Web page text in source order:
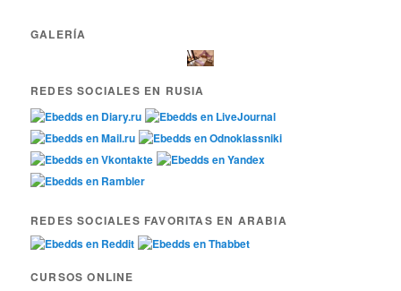
GALERÍA
REDES SOCIALES EN RUSIA
REDES SOCIALES FAVORITAS EN ARABIA
CURSOS ONLINE